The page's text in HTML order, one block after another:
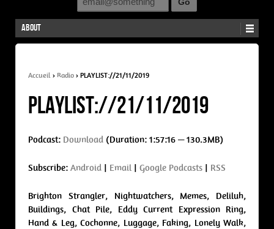
About
Accueil › Radio › PLAYLIST://21/11/2019
PLAYLIST://21/11/2019
Podcast: Download (Duration: 1:57:16 — 130.3MB)
Subscribe: Android | Email | Google Podcasts | RSS
Brighton Strangler, Nightwatchers, Memes, Deliluh,
Buildings, Chat Pile, Eddy Current Expression Ring,
Hand & Leg, Cochonne, Luggage, Faking, Lonely Walk,